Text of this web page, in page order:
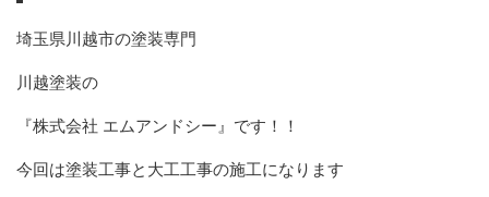
埼玉県川越市の塗装専門
川越塗装の
『株式会社 エムアンドシー』です！！
今回は塗装工事と大工工事の施工になります